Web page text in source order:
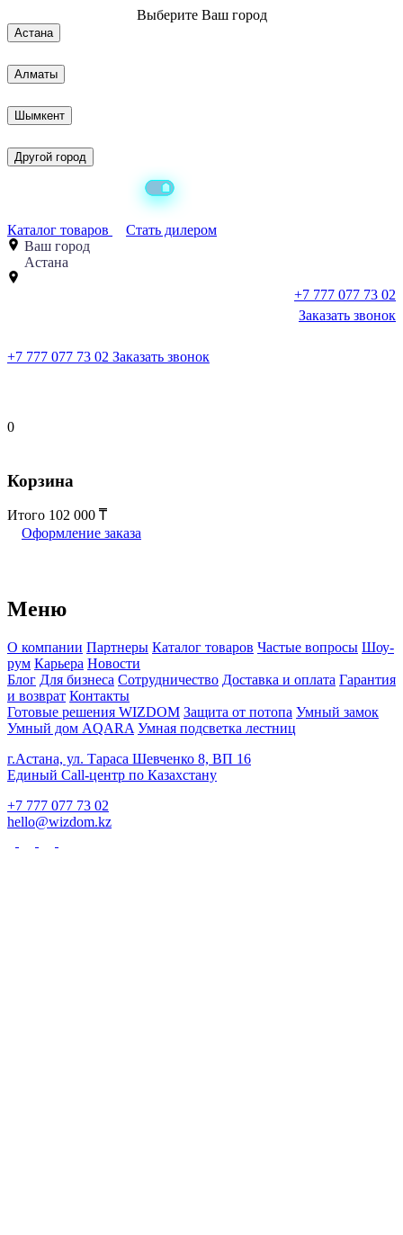
Выберите Ваш город
Астана
Алматы
Шымкент
Другой город
Каталог товаров
Стать дилером
Ваш город
Астана
+7 777 077 73 02
Заказать звонок
+7 777 077 73 02 Заказать звонок
0
Корзина
Итого 102 000
Оформление заказа
Меню
О компании Партнеры Каталог товаров Частые вопросы Шоу-
рум Карьера Новости
Блог Для бизнеса Сотрудничество Доставка и оплата Гарантия
и возврат Контакты
Готовые решения WIZDOM Защита от потопа Умный замок
Умный дом AQARA Умная подсветка лестниц
г.Астана, ул. Тараса Шевченко 8, ВП 16
Единый Call-центр по Казахстану
+7 777 077 73 02
hello@wizdom.kz